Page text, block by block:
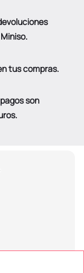
tus compras.
son